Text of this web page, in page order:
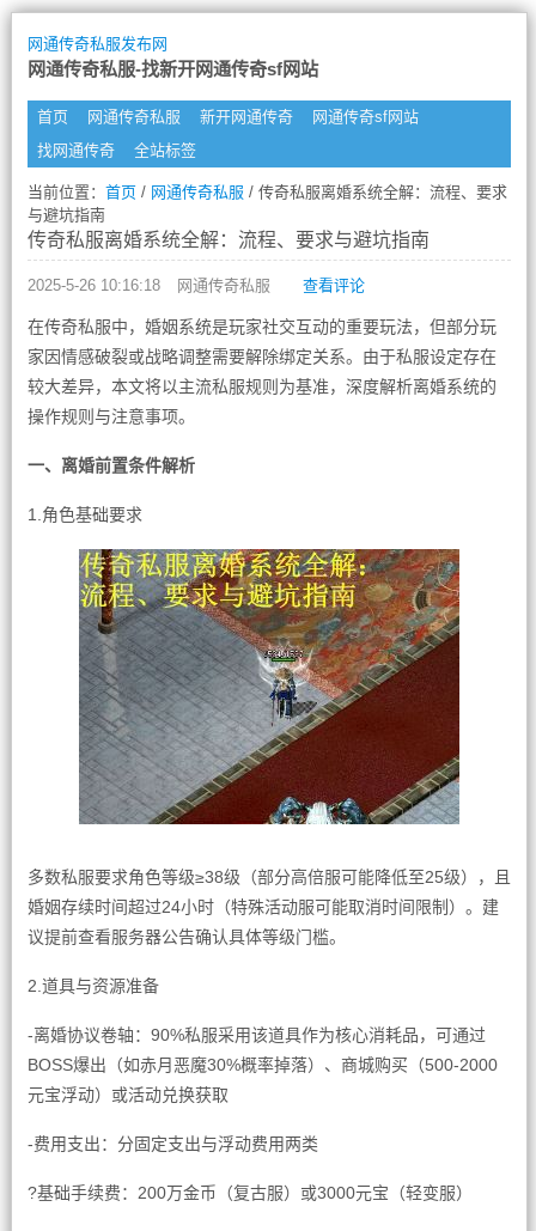
网通传奇私服发布网
网通传奇私服-找新开网通传奇sf网站
首页 网通传奇私服 新开网通传奇
网通传奇sf网站
找网通传奇
全站标签
当前位置： 首页/ 网通传奇私服 / 传奇私服离婚系统全解：流程、要求
与避坑指南
传奇私服离婚系统全解：流程、要求与避坑指南
2025-5-26 10:16:18 网通传奇私服 查看评论
在传奇私服中，婚姻系统是玩家社交互动的重要玩法，但部分玩
家因情感破裂或战略调整需要解除绑定关系。由于私服设定存在
较大差异，本文将以主流私服规则为基准，深度解析离婚系统的
操作规则与注意事项。
一、离婚前置条件解析
1.角色基础要求
多数私服要求角色等级≥38级（部分高倍服可能降低至25级），且
婚姻存续时间超过24小时（特殊活动服可能取消时间限制）。建
议提前查看服务器公告确认具体等级门槛。
2.道具与资源准备
-离婚协议卷轴：90%私服采用该道具作为核心消耗品，可通过
BOSS爆出（如赤月恶魔30%概率掉落）、商城购买（500-2000
元宝浮动）或活动兑换获取
-费用支出：分固定支出与浮动费用两类
?基础手续费：200万金币（复古服）或3000元宝（轻变服）